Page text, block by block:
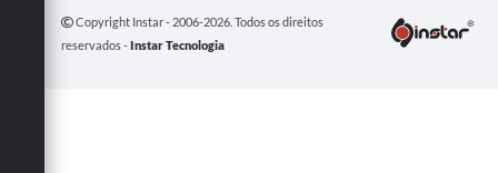
Copyright Instar - 2006-2026. Todos os direitos
reservados -Instar Tecnologia